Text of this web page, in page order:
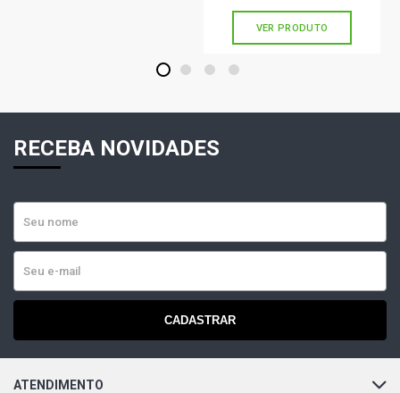
VER PRODUTO
1 2 3 4
RECEBA NOVIDADES
CADASTRAR
ATENDIMENTO